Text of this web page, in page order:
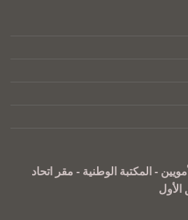
- المكتبة الوطنية - مقر اتحاد
الأول